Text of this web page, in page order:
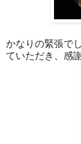
かなりの緊張で
ていただき、感